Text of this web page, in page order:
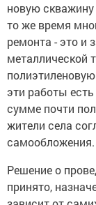
новую
то же время
ремонта - это и
металлической
эти работы
сумме почти
жители села
самообложения.
Решение о
принято,